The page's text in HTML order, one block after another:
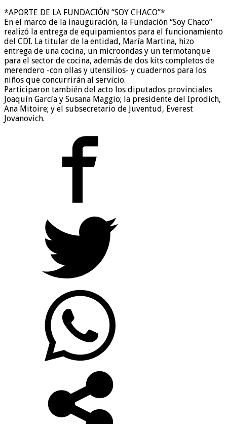
*APORTE DE LA FUNDACIÓN “SOY CHACO”*
En el marco de la inauguración, la Fundación “Soy Chaco”
realizó la entrega de equipamientos para el funcionamiento
del CDI. La titular de la entidad, María Martina, hizo
entrega de una cocina, un microondas y un termotanque
para el sector de cocina, además de dos kits completos de
merendero -con ollas y utensilios- y cuadernos para los
niños que concurrirán al servicio.
Participaron también del acto los diputados provinciales
Joaquín García y Susana Maggio; la presidente del Iprodich,
Ana Mitoire; y el subsecretario de Juventud, Everest
Jovanovich.